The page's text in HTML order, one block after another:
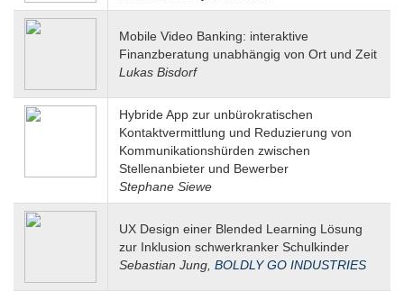
Mobile Video Banking: interaktive
Finanzberatung unabhängig von Ort und Zeit
Lukas Bisdorf
Hybride App zur unbürokratischen
Kontaktvermittlung und Reduzierung von
Kommunikationshürden zwischen
Stellenanbieter und Bewerber
Stephane Siewe
UX Design einer Blended Learning Lösung
zur Inklusion schwerkranker Schulkinder
Sebastian Jung, BOLDLY GO INDUSTRIES